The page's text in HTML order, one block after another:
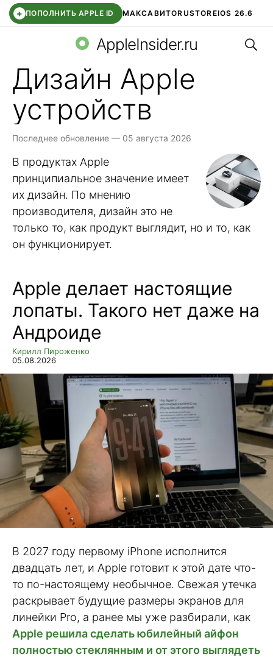
+ ПОПОЛНИТЬ APPLE ID МАКСАВИТОRUSTOREIOS 26.6
СБЕР КИДС ВТБ ОНЛАЙН ЧАТ В ROBLOX
AppleInsider.ru
Дизайн Apple
устройств
Последнее обновление — 05 августа 2026
В продуктах Apple
принципиальное значение имеет
их дизайн. По мнению
производителя, дизайн это не
только то, как продукт выглядит, но и то, как
он функционирует.
Apple делает настоящие
лопаты. Такого нет даже на
Андроиде
Кирилл Пироженко
05.08.2026
В 2027 году первому iPhone исполнится
двадцать лет, и Apple готовит к этой дате что-
то по-настоящему необычное. Свежая утечка
раскрывает будущие размеры экранов для
линейки Pro, а ранее мы уже разбирали, как
Apple решила сделать юбилейный айфон
полностью стеклянным и от этого выглядеть